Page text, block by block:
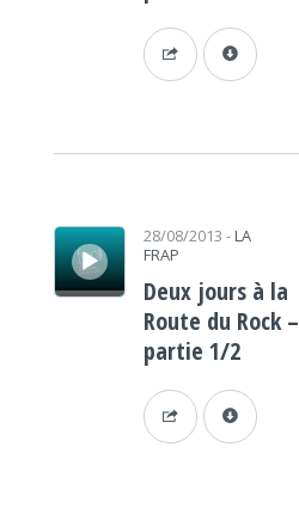
Lecteur audio 28/08/2013 - LA
FRAP
Deux jours à la
Route du Rock –
partie 1/2